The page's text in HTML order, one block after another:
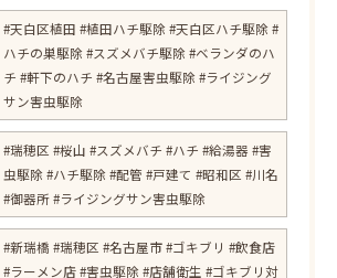
#天白区植田 #植田ハチ駆除 #天白区ハチ駆除 #
ハチの巣駆除 #スズメバチ駆除 #ベランダのハ
チ #軒下のハチ #名古屋害虫駆除 #ライジング
サン害虫駆除
#瑞穂区 #桜山 #スズメバチ #ハチ #給湯器 #害
虫駆除 #ハチ駆除 #配管 #戸建て #昭和区 #川名
#御器所 #ライジングサン害虫駆除
#新瑞橋 #瑞穂区 #名古屋市 #ゴキブリ #飲食店
#ラーメン店 #害虫駆除 #店舗衛生 #ゴキブリ対